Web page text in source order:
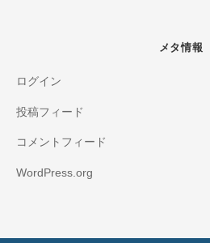
メタ情報
ログイン
投稿フィード
コメントフィード
WordPress.org